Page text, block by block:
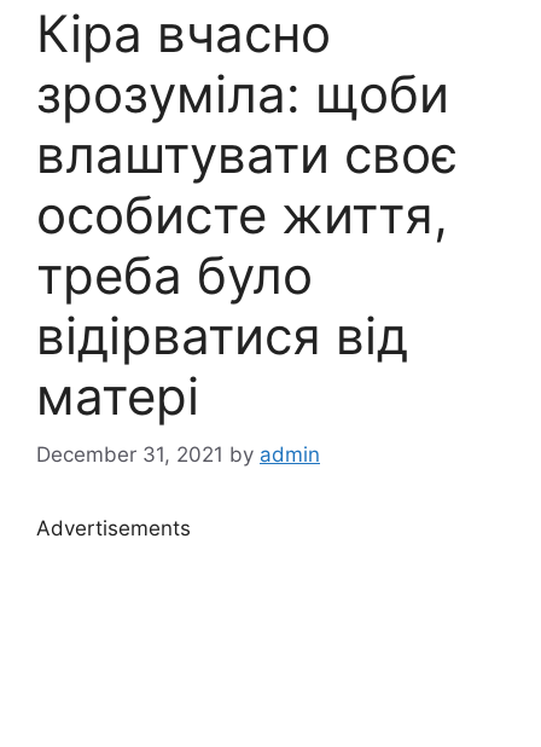
Кіра вчасно
зрозуміла: щоби
влаштувати своє
особисте життя,
треба було
відірватися від
матері
December 31, 2021 by admin
Advertisements